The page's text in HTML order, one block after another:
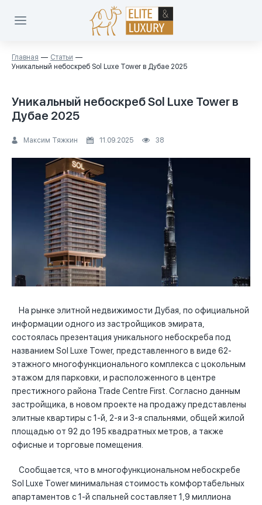
Главная
Статьи
Уникальный небоскреб Sol Luxe Tower в Дубае 2025
Уникальный небоскреб Sol Luxe Tower в
Дубае 2025
Максим Тяжкин 11.09.2025 38
На рынке элитной недвижимости Дубая, по официальной
информации одного из застройщиков эмирата,
состоялась презентация уникального небоскреба под
названием Sol Luxe Tower, представленного в виде 62-
этажного многофункционального комплекса с цокольным
этажом для парковки, и расположенного в центре
престижного района Trade Centre First. Согласно данным
застройщика, в новом проекте на продажу представлены
элитные квартиры с 1-й, 2-я и 3-я спальнями, общей жилой
площадью от 92 до 195 квадратных метров, а также
офисные и торговые помещения.
Сообщается, что в многофункциональном небоскребе
Sol Luxe Tower минимальная стоимость комфортабельных
апартаментов с 1-й спальней составляет 1,9 миллиона